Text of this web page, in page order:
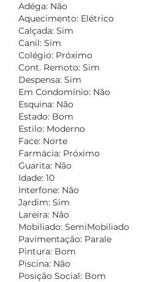
Adéga: Não
Aquecimento: Elétrico
Calçada: Sim
Canil: Sim
Colégio: Próximo
Cont. Remoto: Sim
Despensa: Sim
Em Condomínio: Não
Esquina: Não
Estado: Bom
Estilo: Moderno
Face: Norte
Farmácia: Próximo
Guarita: Não
Idade: 10
Interfone: Não
Jardim: Sim
Lareira: Não
Mobiliado: SemiMobiliado
Pavimentação: Parale
Pintura: Bom
Piscina: Não
Posição Social: Bom